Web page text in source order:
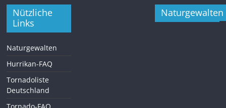
Nützliche
Links
Naturgewalten
Hurrikan-FAQ
Tornadoliste
Deutschland
Naturgewalten